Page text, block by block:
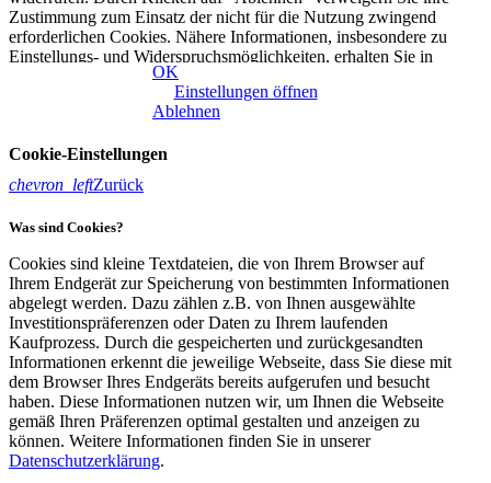
Zustimmung zum Einsatz der nicht für die Nutzung zwingend
erforderlichen Cookies. Nähere Informationen, insbesondere zu
Einstellungs- und Widerspruchsmöglichkeiten, erhalten Sie in
Datenschutzerklärung
Ablehnen
Einstellungen öffnen
OK
Cookie-Einstellungen
chevron_leftZurück
Was sind Cookies?
Cookies sind kleine Textdateien, die von Ihrem Browser auf
Ihrem Endgerät zur Speicherung von bestimmten Informationen
abgelegt werden. Dazu zählen z.B. von Ihnen ausgewählte
Investitionspräferenzen oder Daten zu Ihrem laufenden
Kaufprozess. Durch die gespeicherten und zurückgesandten
Informationen erkennt die jeweilige Webseite, dass Sie diese mit
dem Browser Ihres Endgeräts bereits aufgerufen und besucht
haben. Diese Informationen nutzen wir, um Ihnen die Webseite
gemäß Ihren Präferenzen optimal gestalten und anzeigen zu
können. Weitere Informationen finden Sie in unserer
Datenschutzerklärung.